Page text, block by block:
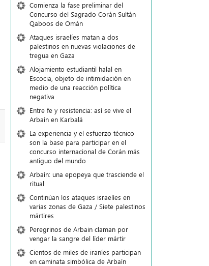
Comienza la fase preliminar del
Concurso del Sagrado Corán Sultán
Qaboos de Omán
Ataques israelíes matan a dos
palestinos en nuevas violaciones de
tregua en Gaza
Alojamiento estudiantil halal en
Escocia, objeto de intimidación en
medio de una reacción política
negativa
Entre fe y resistencia: así se vive el
Arbaín en Karbalá
La experiencia y el esfuerzo técnico
son la base para participar en el
concurso internacional de Corán más
antiguo del mundo
Arbaín: una epopeya que trasciende el
ritual
Continúan los ataques israelíes en
varias zonas de Gaza / Siete palestinos
mártires
Peregrinos de Arbain claman por
vengar la sangre del líder mártir
Cientos de miles de iraníes participan
en caminata simbólica de Arbaín